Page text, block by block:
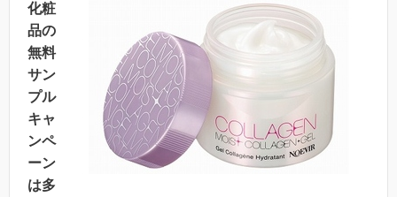
化粧
品の
無料
サン
プル
キャ
ンペ
ーン
は多